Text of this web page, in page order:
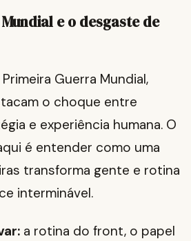
e o desgaste de
Guerra Mundial,
o choque entre
e experiência humana. O
é entender como uma
transforma gente e rotina
interminável.
a rotina do front, o papel